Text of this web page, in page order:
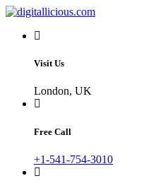
Skip
content
digitallicious.com
Sharing Digital Information
Visit Us
London, UK
Free Call
+1-541-754-3010